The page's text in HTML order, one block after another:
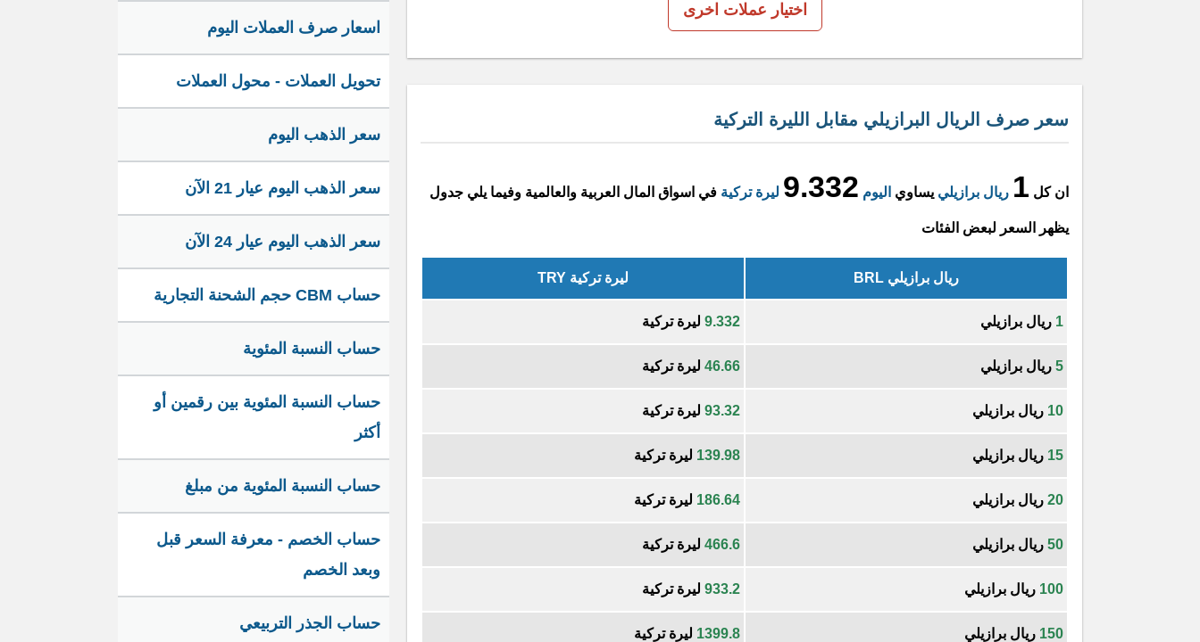
اختيار عملات اخرى
سعر صرف الريال البرازيلي مقابل الليرة التركية
ان كل 1 ريال برازيلي يساوي اليوم 9.332 ليرة تركية في اسواق المال العربية والعالمية وفيما يلي جدول
يظهر السعر لبعض الفئات
ريال برازيلي BRL ليرة تركية TRY
1 ريال برازيلي 9.332 ليرة تركية
5 ريال برازيلي 46.66 ليرة تركية
10 ريال برازيلي 93.32 ليرة تركية
15 ريال برازيلي 139.98 ليرة تركية
20 ريال برازيلي 186.64 ليرة تركية
50 ريال برازيلي 466.6 ليرة تركية
100 ريال برازيلي 933.2 ليرة تركية
150 ريال برازيلي 1399.8 ليرة تركية
اسعار صرف العملات اليوم
تحويل العملات - محول العملات
سعر الذهب اليوم
سعر الذهب اليوم عيار 21 الآن
سعر الذهب اليوم عيار 24 الآن
حساب CBM حجم الشحنة التجارية
حساب النسبة المئوية
حساب النسبة المئوية بين رقمين أو
أكثر
حساب النسبة المئوية من مبلغ
حساب الخصم - معرفة السعر قبل
وبعد الخصم
حساب الجذر التربيعي